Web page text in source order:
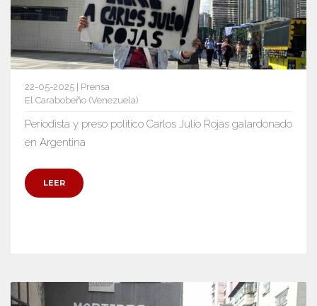
22-05-2025 | Prensa
El Carabobeño (Venezuela)
Periodista y preso político Carlos Julio Rojas galardonado
en Argentina
LEER